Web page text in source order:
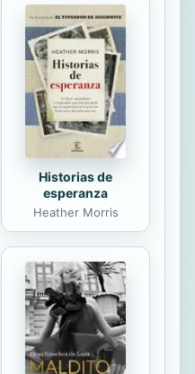
ser una generación
por ser local,
Esta forma
energía eléctrica se
centrales
solución que además
Historias de
esperanza
Heather Morris